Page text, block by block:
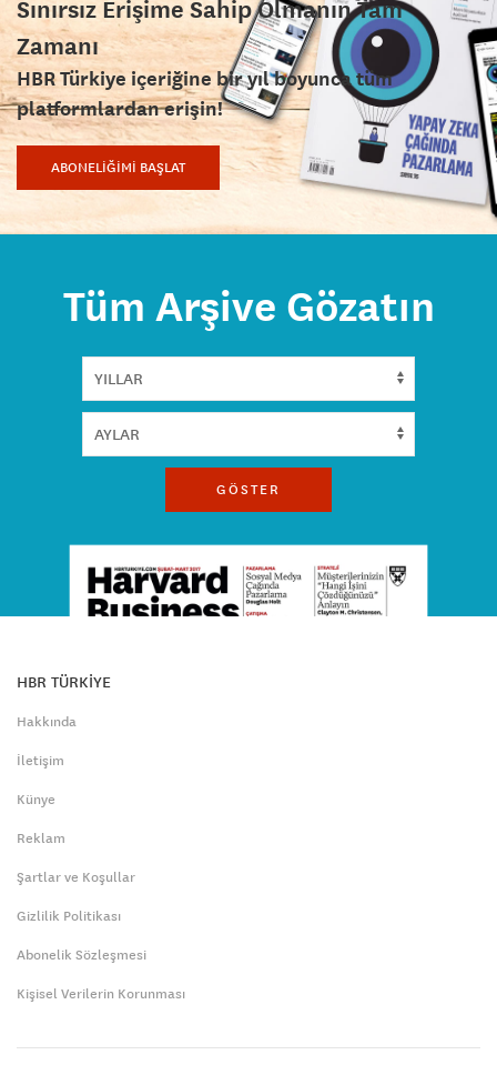
Sınırsız Erişime Sahip Olmanın Tam
Zamanı
HBR Türkiye içeriğine bir yıl boyunca tüm
platformlardan erişin!
ABONELİĞİMİ BAŞLAT
Tüm Arşive Gözatın
GÖSTER
HBR TÜRKİYE
Hakkında
İletişim
Künye
Reklam
Şartlar ve Koşullar
Gizlilik Politikası
Abonelik Sözleşmesi
Kişisel Verilerin Korunması